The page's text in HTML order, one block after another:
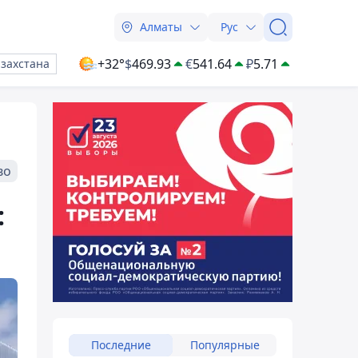
Алматы Рус
+32°$469.93 €541.64 ₽5.71
Последние Популярные